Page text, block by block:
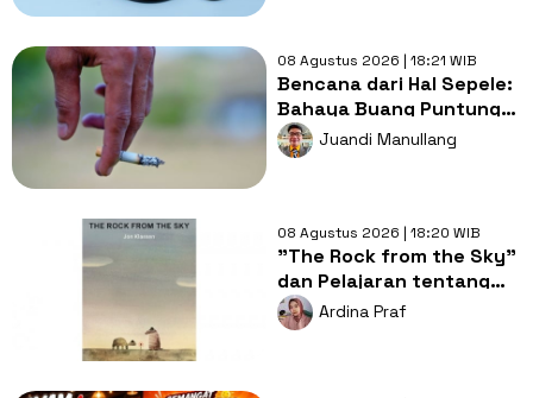
08 Agustus 2026 | 18:21 WIB
Bencana dari Hal Sepele:
Bahaya Buang Puntung
Rokok Sembarangan di
Musim Kemarau
Juandi Manullang
08 Agustus 2026 | 18:20 WIB
"The Rock from the Sky"
dan Pelajaran tentang
Berani Menghadapi
Perubahan
Ardina Praf